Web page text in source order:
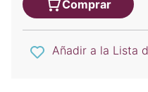
Comprar
Añadir a la Lista